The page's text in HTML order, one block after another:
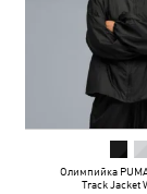
Олимпийка
Track Jacket